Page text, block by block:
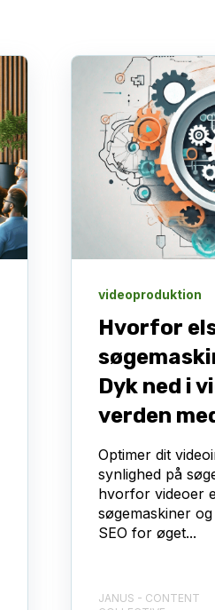
videoproduktion
Hvorfor
Dyk ned i
verden
Optimer dit
synlighed på
hvorfor videoer
søgemaskiner
SEO for øget...
JANUS - CONTENT